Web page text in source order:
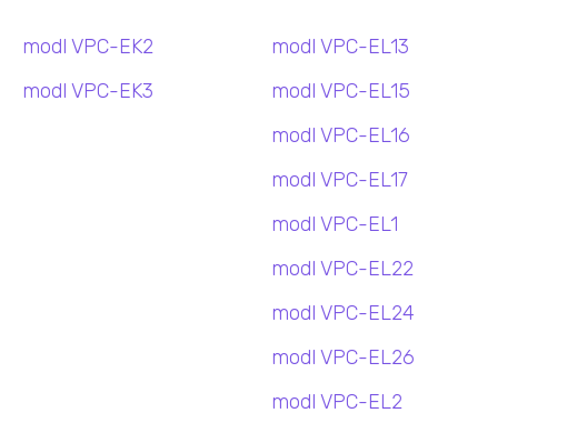
modl VPC-EK2
modl VPC-EK3
modl VPC-EL13
modl VPC-EL15
modl VPC-EL16
modl VPC-EL17
modl VPC-EL1
modl VPC-EL22
modl VPC-EL24
modl VPC-EL26
modl VPC-EL2